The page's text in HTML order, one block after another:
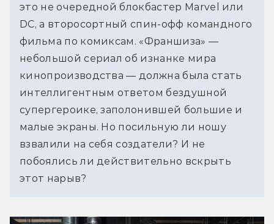
это не очередной блокбастер Marvel или
DC, а второсортный спин-офф командного
фильма по комиксам. «Франшиза» —
небольшой сериал об изнанке мира
кинопроизводства — должна была стать
интеллигентным ответом бездушной
супергероике, заполонившей большие и
малые экраны. Но посильную ли ношу
взвалили на себя создатели? И не
побоялись ли действительно вскрыть
этот нарыв?